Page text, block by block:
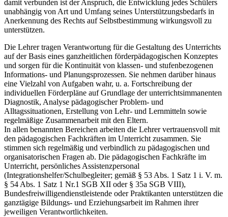
damit verbunden ist der Anspruch, die Entwicklung jedes Schülers
unabhängig von Art und Umfang seines Unterstützungsbedarfs in
Anerkennung des Rechts auf Selbstbestimmung wirkungsvoll zu
unterstützen.
Die Lehrer tragen Verantwortung für die Gestaltung des Unterrichts
auf der Basis eines ganzheitlichen förderpädagogischen Konzeptes
und sorgen für die Kontinuität von klassen- und stufenbezogenen
Informations- und Planungsprozessen. Sie nehmen darüber hinaus
eine Vielzahl von Aufgaben wahr, u. a. Fortschreibung der
individuellen Förderpläne auf Grundlage der unterrichtsimmanenten
Diagnostik, Analyse pädagogischer Problem- und
Alltagssituationen, Erstellung von Lehr- und Lernmitteln sowie
regelmäßige Zusammenarbeit mit den Eltern.
In allen benannten Bereichen arbeiten die Lehrer vertrauensvoll mit
den pädagogischen Fachkräften im Unterricht zusammen. Sie
stimmen sich regelmäßig und verbindlich zu pädagogischen und
organisatorischen Fragen ab. Die pädagogischen Fachkräfte im
Unterricht, persönliches Assistenzpersonal
(Integrationshelfer/Schulbegleiter; gemäß § 53 Abs. 1 Satz 1 i. V. m.
§ 54 Abs. 1 Satz 1 Nr.1 SGB XII oder § 35a SGB VIII),
Bundesfreiwilligendienstleistende oder Praktikanten unterstützen die
ganztägige Bildungs- und Erziehungsarbeit im Rahmen ihrer
jeweiligen Verantwortlichkeiten.